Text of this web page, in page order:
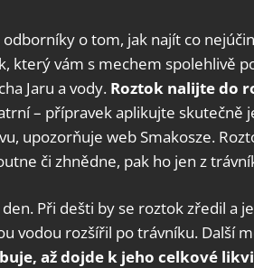
o tom, jak najít co
který vám s mechem spolehlivě
Jaru a vody. Roztok nalijte do
– přípravek aplikujte skutečně
upozorňuje web Smakosze.
či zhnědne, pak ho jen z
Při dešti by se roztok zředil a
vodou rozšířil po trávníku. Další
až dojde k jeho celkové